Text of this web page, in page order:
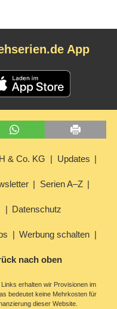
App
& Co. KG Updates
Serien A–Z
Datenschutz
Werbung schalten
nach oben
erhalten wir Provisionen im
bedeutet keine Mehrkosten für
dieser Website.